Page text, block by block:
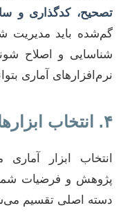
تصحیح، کدگذاری و
گم‌شده باید مدیریت
شناسایی و اصلاح
نرم‌افزارهای آماری
۴. انتخاب ابزارهای آماری
انتخاب ابزار
پژوهش و فرضیات شما
دسته اصلی تقسیم